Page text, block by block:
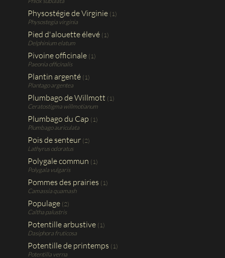
Physostégie de Virginie (1)
Physostegia virginia
Pied d'alouette élevé (1)
Delphinium elatum
Pivoine officinale (1)
Paeonia officinalis
Plantin argenté (1)
Plantago argentea
Plumbago de Willmott (1)
Ceratostigma willmotianum
Plumbago du Cap (1)
Plumbago auriculata
Pois de senteur (2)
Lathyrus odoratus
Polygale commun (1)
Polygala vulgaris
Pommes des prairies (1)
Camassia quamash
Populage (2)
Caltha palustris
Potentille arbustive (1)
Dasiphora fruticosa
Potentille de printemps (1)
Potentilla verna